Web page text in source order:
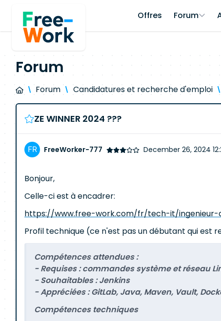
Offres Forum
Forum
Forum Candidatures et recherche d'emploi
ZE WINNER 2024 ???
FreeWorker-777 December 26, 2024
Bonjour,
Celle-ci est à encadrer:
https://www.free-work.com/fr/tech-it/ingenieur-
Profil technique (ce n'est pas un débutant qui est
Compétences attendues :
- Requises : commandes système et réseau
- Souhaitables : Jenkins
- Appréciées : GitLab, Java, Maven, Vault,
Compétences techniques